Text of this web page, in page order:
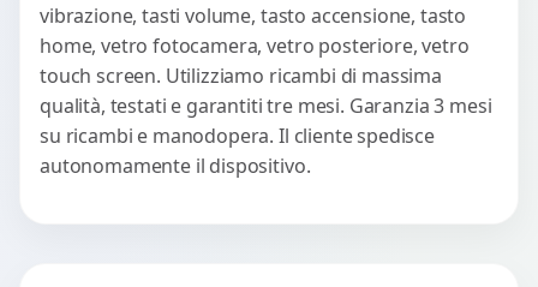
vibrazione, tasti volume, tasto accensione, tasto
home, vetro fotocamera, vetro posteriore, vetro
touch screen. Utilizziamo ricambi di massima
qualità, testati e garantiti tre mesi. Garanzia 3 mesi
su ricambi e manodopera. Il cliente spedisce
autonomamente il dispositivo.